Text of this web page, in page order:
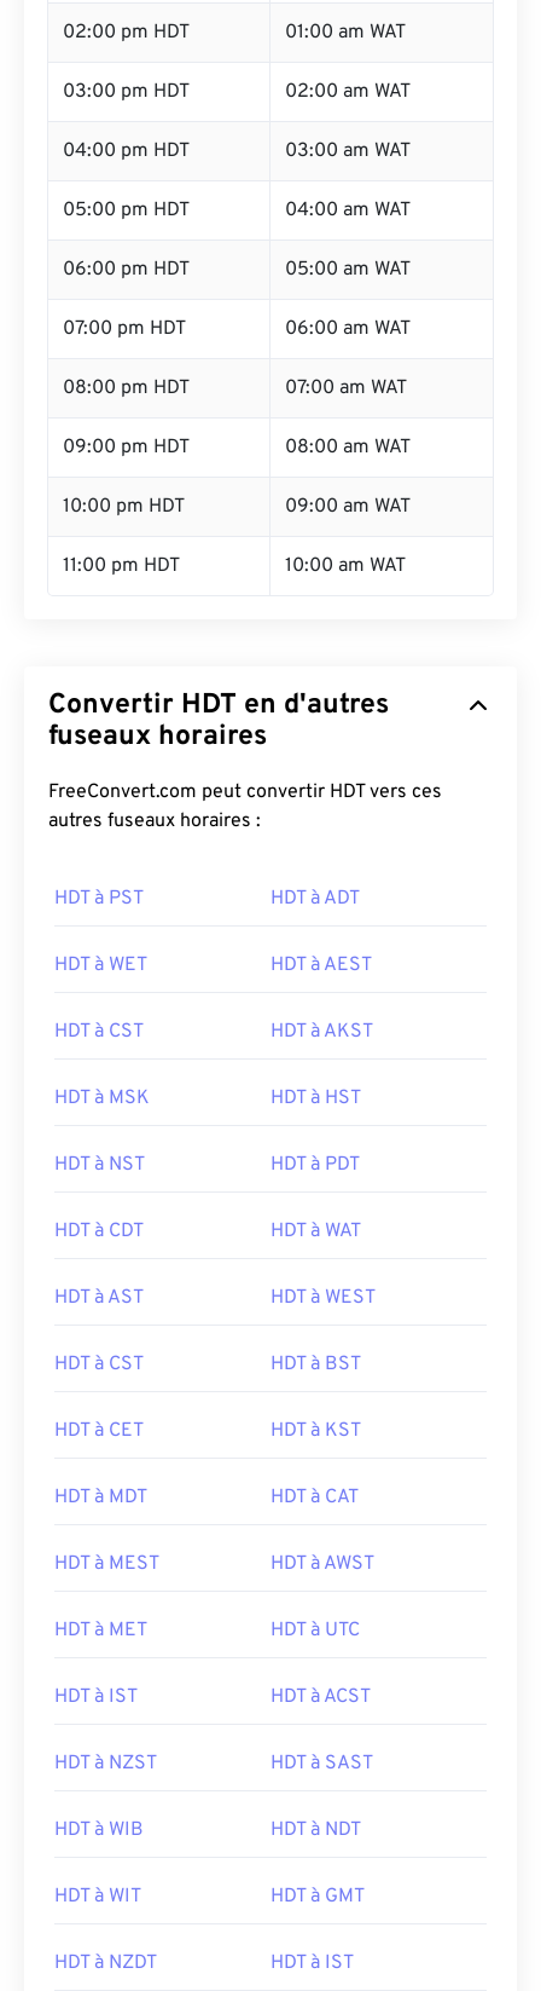
02:00 pm HDT 01:00 am WAT
03:00 pm HDT 02:00 am WAT
04:00 pm HDT 03:00 am WAT
05:00 pm HDT 04:00 am WAT
06:00 pm HDT 05:00 am WAT
07:00 pm HDT 06:00 am WAT
08:00 pm HDT 07:00 am WAT
09:00 pm HDT 08:00 am WAT
10:00 pm HDT 09:00 am WAT
11:00 pm HDT 10:00 am WAT
Convertir HDT en d'autres
fuseaux horaires
FreeConvert.com peut convertir HDT vers ces
autres fuseaux horaires :
HDT à PST HDT à ADT
HDT à WET HDT à AEST
HDT à CST HDT à AKST
HDT à MSK HDT à HST
HDT à NST HDT à PDT
HDT à CDT HDT à WAT
HDT à AST HDT à WEST
HDT à CST HDT à BST
HDT à CET HDT à KST
HDT à MDT HDT à CAT
HDT à MEST HDT à AWST
HDT à MET HDT à UTC
HDT à IST HDT à ACST
HDT à NZST HDT à SAST
HDT à WIB HDT à NDT
HDT à WIT HDT à GMT
HDT à NZDT HDT à IST